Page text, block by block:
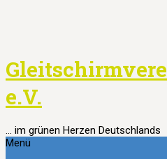
e.V.
… im grünen Herzen Deutschlands
Menü